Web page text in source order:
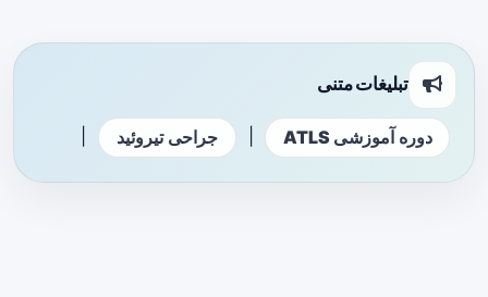
تبلیغات متنی
دوره آموزشی ATLS جراحی تیروئید